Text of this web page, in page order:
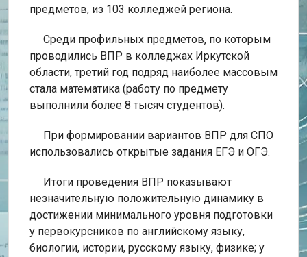
предметов, из 103 колледжей региона.
Среди профильных предметов, по которым
проводились ВПР в колледжах Иркутской
области, третий год подряд наиболее массовым
стала математика (работу по предмету
выполнили более 8 тысяч студентов).
При формировании вариантов ВПР для СПО
использовались открытые задания ЕГЭ и ОГЭ.
Итоги проведения ВПР показывают
незначительную положительную динамику в
достижении минимального уровня подготовки
у первокурсников по английскому языку,
биологии, истории, русскому языку, физике; у